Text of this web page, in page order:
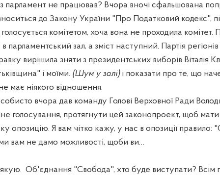
парламент не працював? Вчора вночі сфальшована
до Закону України "Про Податковий кодекс",
комітетом, хоча вона не проходила комітет.
парламентський зал, а зміст наступний. Партія
вирішила зняти з президентських виборів Віталія
і моїми. (Шум у залі)і показати про те, що
має ніякого відношення.
вчора дав команду Голові Верховної Ради
голосування, протягнути цей законопроект, щоб мати
опозицію. Я вам чітко кажу, у нас в опозиції правило:
вам не дамо можливості, щоби ви…
Об'єднання "Свобода", хто буде виступати? Всім